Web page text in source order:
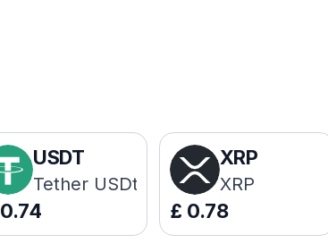
USDT
Tether USDt
0.74
XRP
XRP
£ 0.78